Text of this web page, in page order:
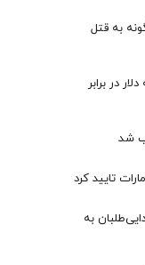
به قتل
در برابر
شد
تایید کرد
به